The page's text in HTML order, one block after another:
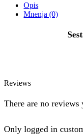
Opis
Mnenja (0)
Reviews
There are no reviews
Only logged in